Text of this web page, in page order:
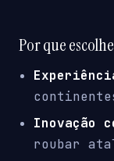
Por que
Inovação
roubar